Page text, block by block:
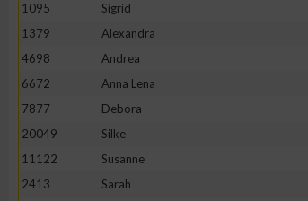
1095
Sigrid
1379
Alexandra
4698
Andrea
6672
Anna Lena
7877
Debora
20049
Silke
11122
Susanne
2413
Sarah